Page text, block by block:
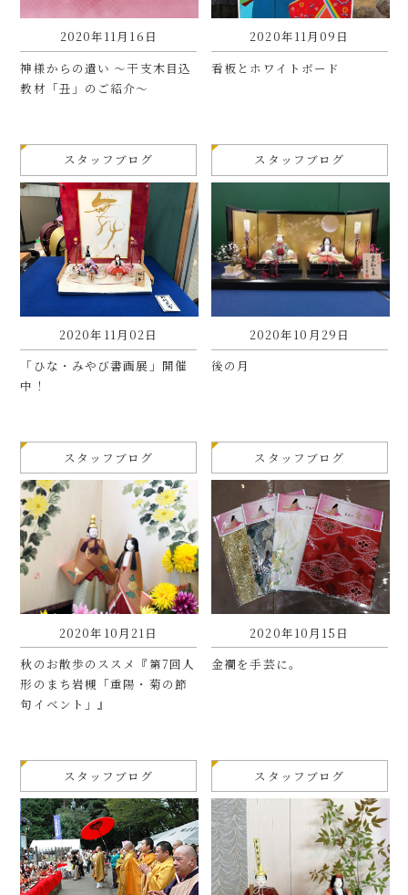
2020年11月16日
神様からの遣い 〜干支木目込
教材「丑」のご紹介〜
2020年11月09日
看板とホワイトボード
スタッフブログ
2020年11月02日
「ひな・みやび書画展」開催
中！
スタッフブログ
2020年10月29日
後の月
スタッフブログ
2020年10月21日
秋のお散歩のススメ『第7回人
形のまち岩槻「重陽・菊の節
句イベント」』
スタッフブログ
2020年10月15日
金襴を手芸に。
スタッフブログ スタッフブログ